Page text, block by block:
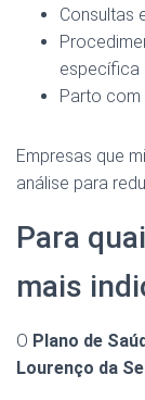
Consultas
específica
Parto
Empresas que
análise para
Para
mais
O Plano de
Lourenço da